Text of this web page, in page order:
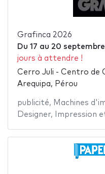
Grafinca 2026
Du 17 au 20
jours à attendre !
Cerro Juli - Centro de
Arequipa, Pérou
publicité, Machines
Designer, Impression